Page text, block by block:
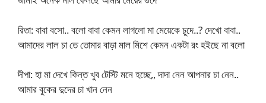
রিতা: বাবা বসো.. বলো বাবা কেমন লাগলো মা মেয়েকে চুদে..? দেখো বাবা..
আমাদের লাল চা তে তোমার বাড়া মাল মিশে কেমন একটা রং হইছে না বলো
দীপা: হা মা দেখে কিন্ত খুব টেস্টি মনে হচ্ছে,, দাদা নেন আপনার চা নেন..
আমার বুকের দুদের চা খান নেন